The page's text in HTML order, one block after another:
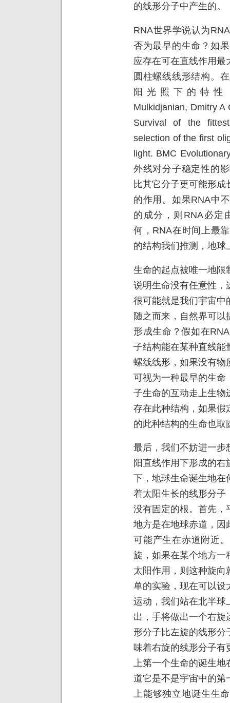
的线形分子中产生的。
RNA世界学说认为
否为最早的生命？如
应存在可在直线作用
圆柱螺线线形结构。
阳光照下的特性
Mulkidjanian, Dmitry A
Survival of the
selection of the first
light. BMC
外线对分子稳定性的
比其它分子更可能形
的作用。如果RNA中
的成分，则RNA必定
何，RNA在时间上最
的结构我们推测，地
生命的起点被唯一地限
说明生命没有任意性，
很可能就是我们宇宙中
随之而来，自然界可
形成生命？假如在
子结构能在某种直线能
螺线线形，如果没有物
可视为一种最早的生命
子生命的互动走上生物
存在此种结构，如果假
的此种结构的生命也取
最后，我们不妨进一步
阳直线作用下形成的
下，地球生命诞生地在
着太阳生长的线形分子
没有固定的根。首先，
地方是在地球赤道，因
可能产生在赤道附近
旋，如果在某个地方一
太阳作用，则这种旋
单的实验，现在可以设
运动，我们站在北半球
出，手将做出一个右
形分子比左旋的线形
味着右旋的线形分子有
上第一个生命的诞生地
道它是不是宇宙中的第
上能够独立地诞生生